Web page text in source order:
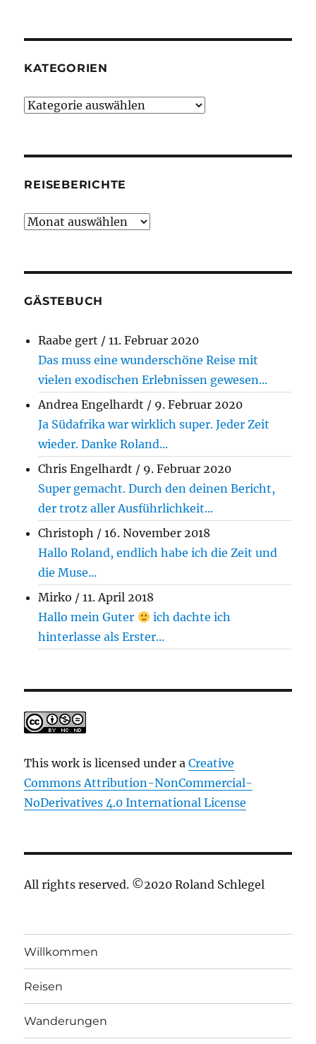
KATEGORIEN
Kategorien
REISEBERICHTE
Reiseberichte
GÄSTEBUCH
Raabe gert /11. Februar 2020
Das muss eine wunderschöne Reise mit
vielen exodischen Erlebnissen gewesen...
Andrea Engelhardt / 9. Februar 2020
Ja Südafrika war wirklich super. Jeder Zeit
wieder. Danke Roland...
Chris Engelhardt / 9. Februar 2020
Super gemacht. Durch den deinen Bericht,
der trotz aller Ausführlichkeit...
Christoph /16. November 2018
Hallo Roland, endlich habe ich die Zeit und
die Muse...
Mirko /11. April 2018
Hallo mein Guter
ich dachte ich
hinterlasse als Erster...
This work is licensed under aCreative
Commons Attribution-NonCommercial-
NoDerivatives 4.0 International License
All rights reserved. ©2020 Roland Schlegel
Willkommen
Reisen
Wanderungen